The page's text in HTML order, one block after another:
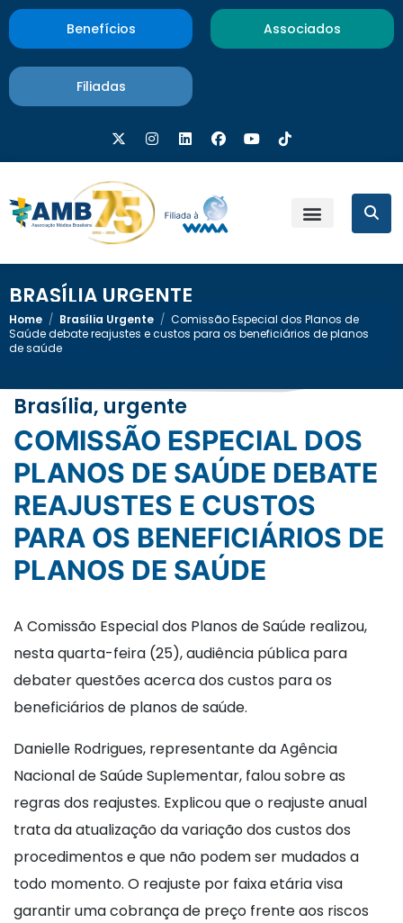
Benefícios Associados
Filiadas
BRASÍLIA URGENTE
Home / Brasília Urgente / Comissão Especial dos Planos de
Saúde debate reajustes e custos para os beneficiários de planos
de saúde
Brasília, urgente
COMISSÃO ESPECIAL DOS
PLANOS DE SAÚDE DEBATE
REAJUSTES E CUSTOS
PARA OS BENEFICIÁRIOS DE
PLANOS DE SAÚDE
A Comissão Especial dos Planos de Saúde realizou,
nesta quarta-feira (25), audiência pública para
debater questões acerca dos custos para os
beneficiários de planos de saúde.
Danielle Rodrigues, representante da Agência
Nacional de Saúde Suplementar, falou sobre as
regras dos reajustes. Explicou que o reajuste anual
trata da atualização da variação dos custos dos
procedimentos e que não podem ser mudados a
todo momento. O reajuste por faixa etária visa
garantir uma cobrança de preço frente aos riscos